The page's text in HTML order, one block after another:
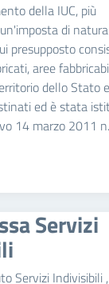
della IUC, più
di natura
presupposto
aree
dello Stato
ed è stata
14 marzo 2011
Servizi
Servizi